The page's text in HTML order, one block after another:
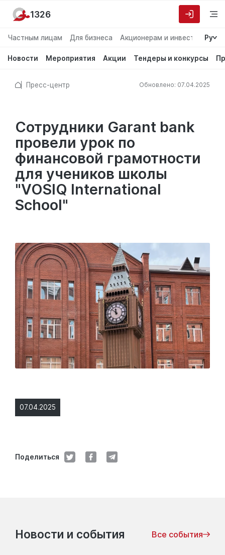
Частным лицам Для бизнеса Акционерам и инвесторам
Ру
Новости Мероприятия Акции Тендеры и конкурсы
1326
Пресс-центр Обновлено: 07.04.2025
Сотрудники Garant bank
провели урок по
финансовой грамотности
для учеников школы
"VOSIQ International
School"
07.04.2025
Поделиться
Новости и события Все события